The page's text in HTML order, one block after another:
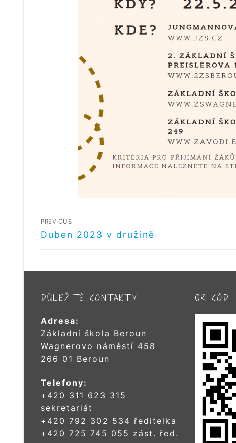
NAVIGACE
PRO
PREVIOUS
Předchozí
Duben 2023 v družině
DŮLEŽITÉ KONTAKTY
Adresa:
Základní škola Beroun
Wagnerovo náměstí 458
266 01 Beroun
Telefony:
+420 311 623 315
sekretariát
+420 792 302 534 ředitelka
+420 725 745 055 zást. řed.
QR KÓD